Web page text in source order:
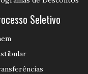
Seletivo